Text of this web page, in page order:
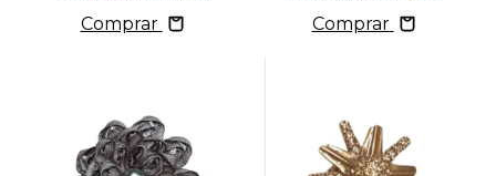
Comprar Comprar